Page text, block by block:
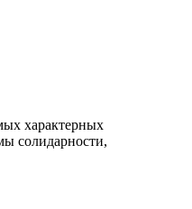
характерных
солидарности,